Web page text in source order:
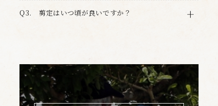
Q3. 剪定はいつ頃が良いですか？